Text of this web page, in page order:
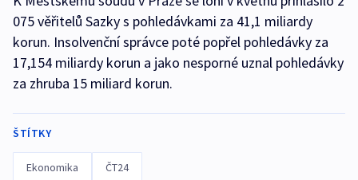
075 věřitelů Sazky s pohledávkami za 41,1 miliardy
korun. Insolvenční správce poté popřel pohledávky za
17,154 miliardy korun a jako nesporné uznal pohledávky
za zhruba 15 miliard korun.
ŠTÍTKY
Ekonomika ČT24